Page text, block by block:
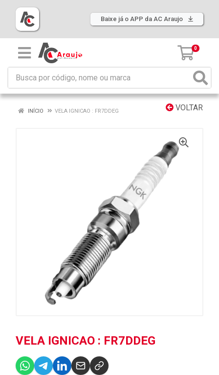
Baixe já o APP da AC Araujo
0
VOLTAR
INÍCIO VELA IGNICAO : FR7DDEG
VELA IGNICAO : FR7DDEG